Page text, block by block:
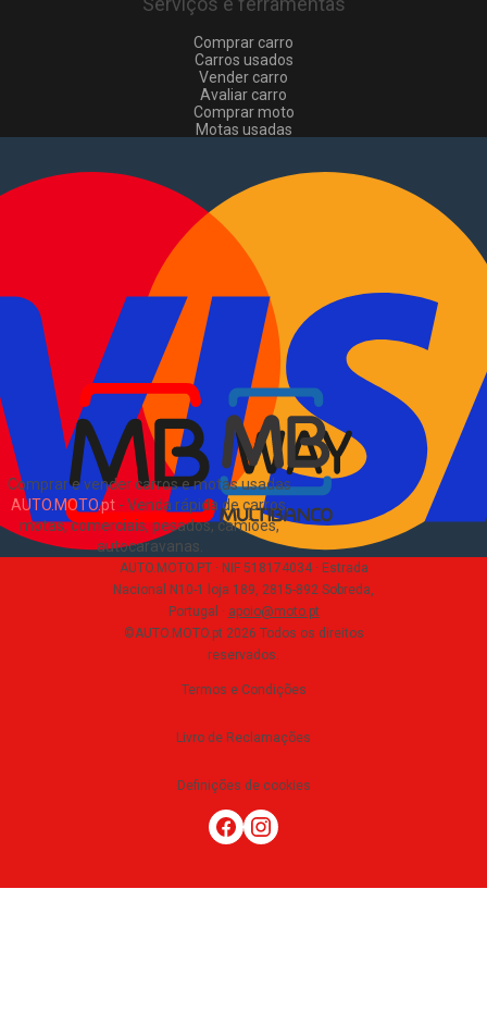
Comprar e vender carros e motas usadas
AUTO.MOTO.pt- Venda rápida de carros,
motas, comerciais, pesados, camiões,
autocaravanas
Comprar carro
Carros usados
Vender carro
Avaliar carro
Comprar moto
Motas usadas
Comerciais usados
Vender comerciais
Informações
Como comprar e vender
Pacotes de anúncios
Verificar VIN e matrícula
Sitemap
EN
Sobre Nós
AUTO.MOTO.PT · NIF 518174034 · Estrada
Nacional N10-1 loja 189, 2815-892 Sobreda,
Portugal · apoio@moto.pt
©AUTO.MOTO.pt 2026 Todos os direitos
reservados.
Termos e Condições
Livro de Reclamações
Definições de cookies